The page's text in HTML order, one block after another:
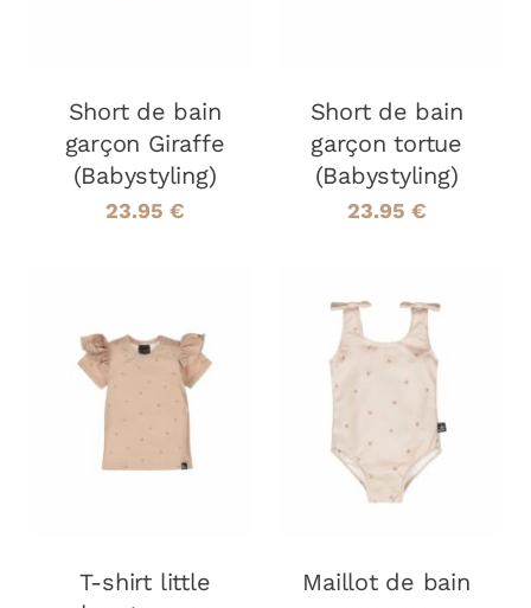
PEUVENT
ÊTRE
CHOISIES
SUR
LA
Short de bain
garçon Giraffe
(Babystyling)
23.95 €
PEUVENT
ÊTRE
CHOISIES
SUR
LA
Short de bain
garçon tortue
(Babystyling)
23.95 €
CHOIX DES
OPTIONS
CE
PLUSIEURS
PEUVENT
/
DÉTAILS
T-shirt little
CHOIX DES
OPTIONS
PRODUIT
A
PLUSIEURS
PEUVENT
DÉTAILS
Maillot de bain